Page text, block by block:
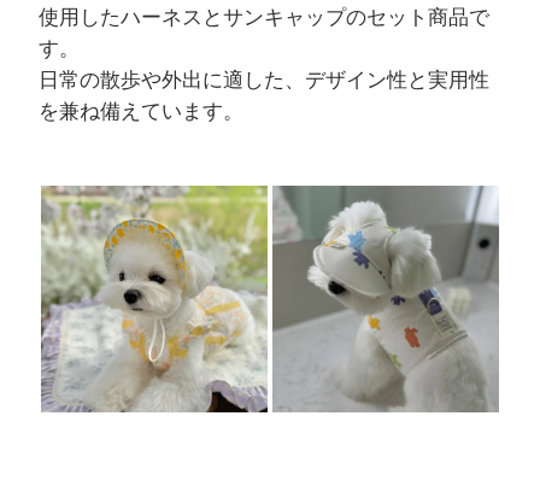
使用したハーネスとサンキャップのセット商品で
す。
日常の散歩や外出に適した、デザイン性と実用性
を兼ね備えています。